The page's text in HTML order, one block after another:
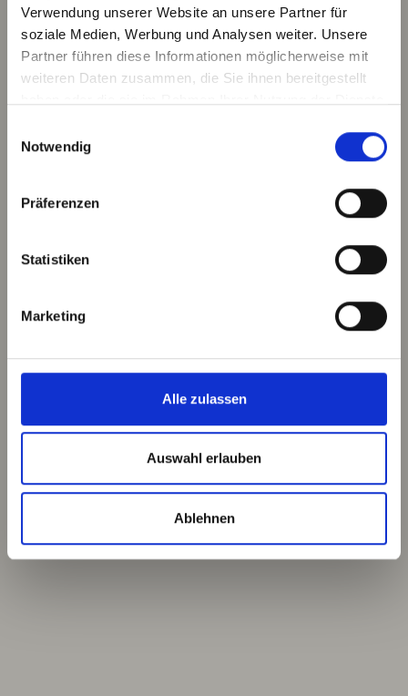
Verwendung unserer Website an unsere Partner für
soziale Medien, Werbung und Analysen weiter. Unsere
Partner führen diese Informationen möglicherweise mit
weiteren Daten zusammen, die Sie ihnen bereitgestellt
Notwendig
Präferenzen
Statistiken
Marketing
Alle zulassen
Auswahl erlauben
Ablehnen